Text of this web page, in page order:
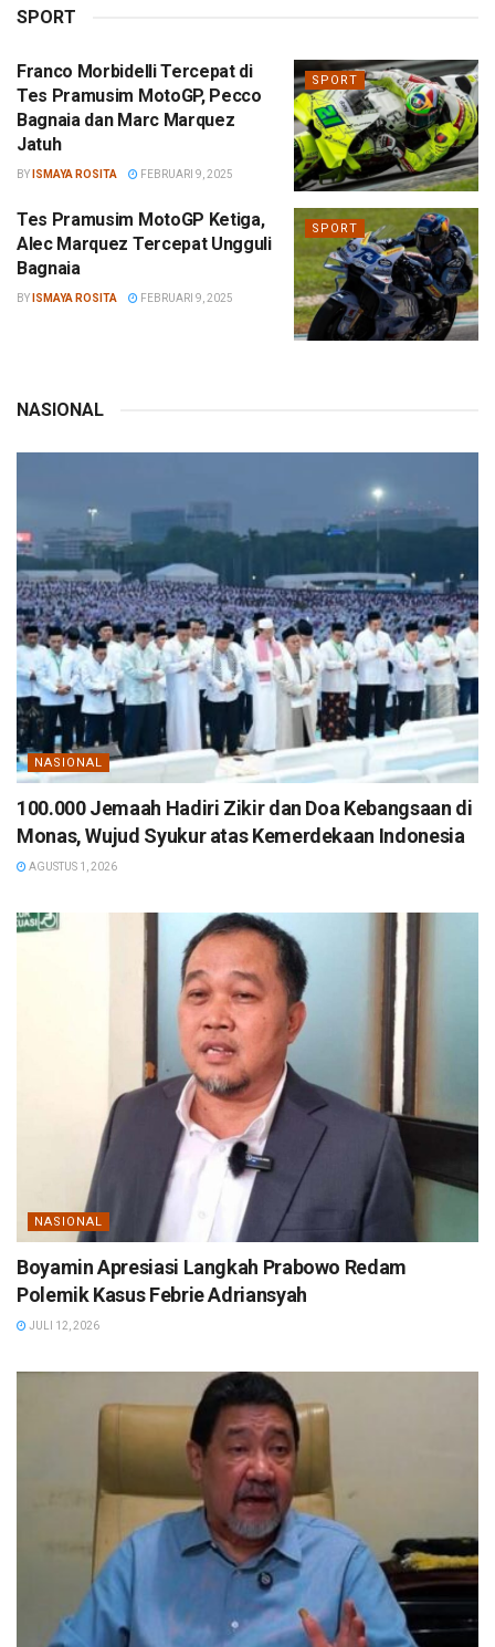
SPORT
SPORT
Franco Morbidelli Tercepat di
Tes Pramusim MotoGP, Pecco
Bagnaia dan Marc Marquez
Jatuh
BY ISMAYA ROSITA FEBRUARI 9, 2025
SPORT
Tes Pramusim MotoGP Ketiga,
Alec Marquez Tercepat Ungguli
Bagnaia
BY ISMAYA ROSITA FEBRUARI 9, 2025
NASIONAL
NASIONAL
100.000 Jemaah Hadiri Zikir dan Doa Kebangsaan di
Monas, Wujud Syukur atas Kemerdekaan Indonesia
AGUSTUS 1, 2026
NASIONAL
Boyamin Apresiasi Langkah Prabowo Redam
Polemik Kasus Febrie Adriansyah
JULI 12, 2026